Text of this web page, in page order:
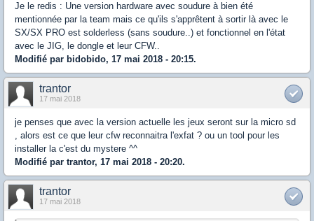
Je le redis : Une version hardware avec soudure à bien été
mentionnée par la team mais ce qu'ils s'apprêtent à sortir là avec le
SX/SX PRO est solderless (sans soudure..) et fonctionnel en l'état
avec le JIG, le dongle et leur CFW..
Modifié par bidobido, 17 mai 2018 - 20:15.
trantor
17 mai 2018
je penses que avec la version actuelle les jeux seront sur la micro sd
, alors est ce que leur cfw reconnaitra l'exfat ? ou un tool pour les
installer la c'est du mystere ^^
Modifié par trantor, 17 mai 2018 - 20:20.
trantor
17 mai 2018